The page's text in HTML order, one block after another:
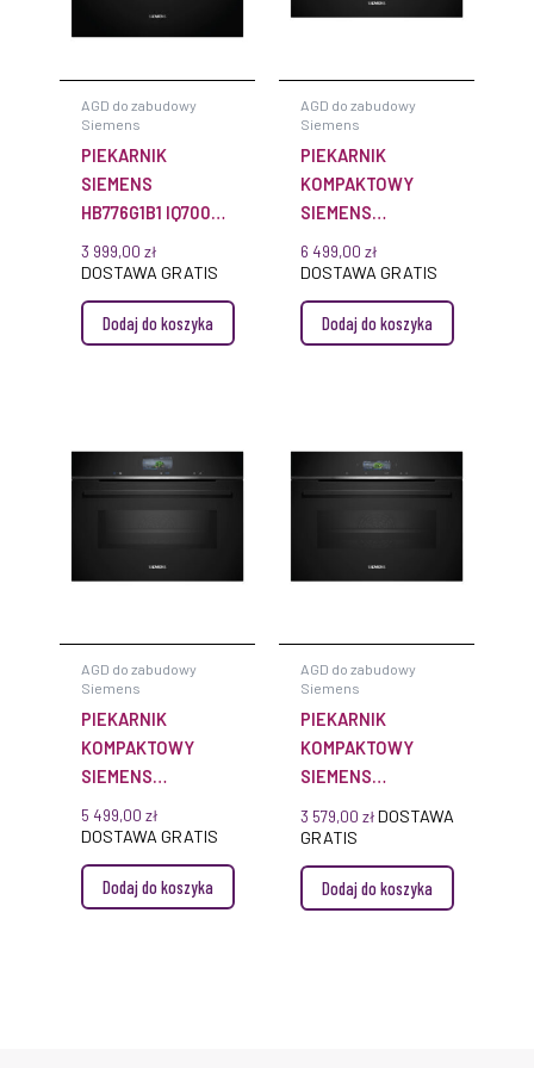
AGD do zabudowy
Siemens
PIEKARNIK
SIEMENS
HB776G1B1 IQ700
DO ZABUDOWY
3 999,00 zł
DOSTAWA GRATIS
Dodaj do koszyka
AGD do zabudowy
Siemens
PIEKARNIK
KOMPAKTOWY
SIEMENS
CM736GAB1 IQ700
DO ZABUDOWY
6 499,00 zł
DOSTAWA GRATIS
Dodaj do koszyka
AGD do zabudowy
Siemens
PIEKARNIK
KOMPAKTOWY
SIEMENS
CM776GKB1 IQ700
DO ZABUDOWY
5 499,00 zł
DOSTAWA GRATIS
Dodaj do koszyka
AGD do zabudowy
Siemens
PIEKARNIK
KOMPAKTOWY
SIEMENS
DO ZABUDOWY
3 579,00 zł DOSTAWA
GRATIS
Dodaj do koszyka